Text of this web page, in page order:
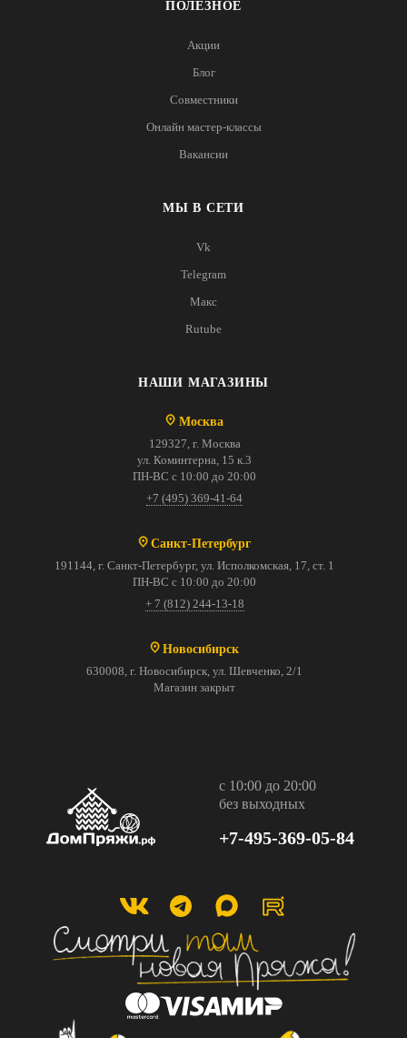
ПОЛЕЗНОЕ
Акции
Блог
Совместники
Онлайн мастер-классы
Вакансии
МЫ В СЕТИ
Vk
Telegram
Макс
Rutube
НАШИ МАГАЗИНЫ
Москва
129327, г. Москва
ул. Коминтерна, 15 к.3
ПН-ВС с 10:00 до 20:00
+7 (495) 369-41-64
Санкт-Петербург
191144, г. Санкт-Петербург, ул. Исполкомская, 17, ст. 1
ПН-ВС с 10:00 до 20:00
+ 7 (812) 244-13-18
Новосибирск
630008, г. Новосибирск, ул. Шевченко, 2/1
Магазин закрыт
с 10:00 до 20:00
без выходных
+7-495-369-05-84